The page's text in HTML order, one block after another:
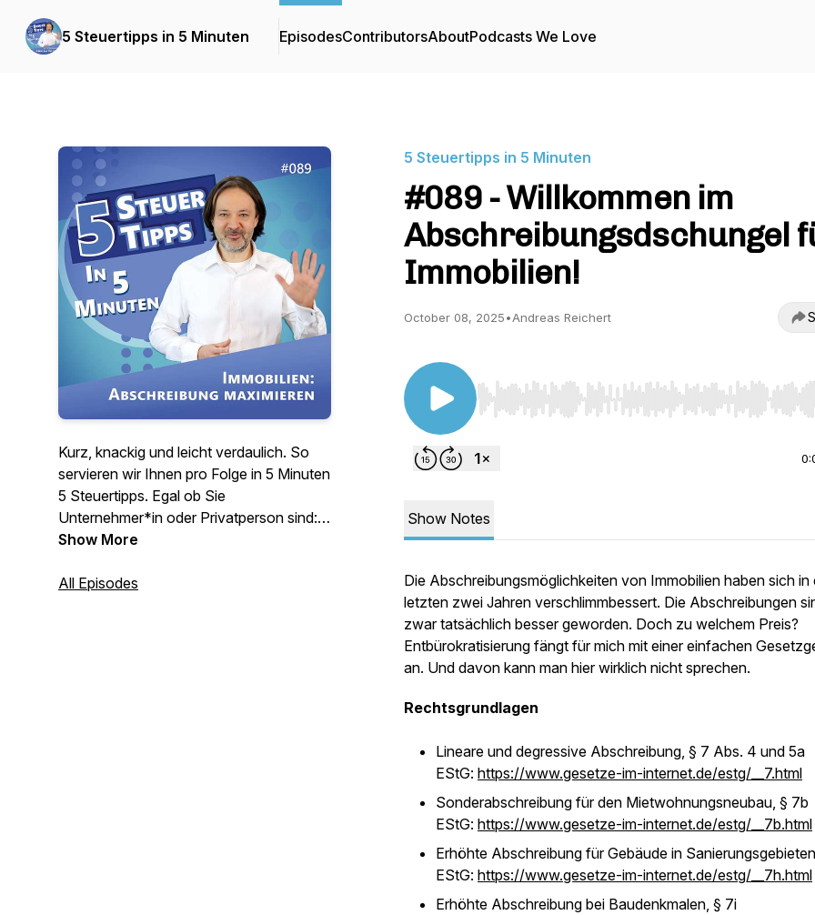
5 Steuertipps in 5 Minuten EpisodesContributorsAboutPodcasts We Love
Kurz, knackig und leicht verdaulich. So
servieren wir Ihnen pro Folge in 5 Minuten
5 Steuertipps. Egal ob Sie
Unternehmer*in oder Privatperson sind:
Für jeden ist etwas dabei.
Show More
All Episodes
5 Steuertipps in 5 Minuten
#089 - Willkommen im
Abschreibungsdschungel
Immobilien!
October 08, 2025•Andreas Reichert
Use Left/Right to seek, Home/End to jump to start
Show Notes
Die Abschreibungsmöglichkeiten von Immobilien haben sich in
letzten zwei Jahren verschlimmbessert. Die Abschreibungen
zwar tatsächlich besser geworden. Doch zu welchem Preis?
Entbürokratisierung fängt für mich mit einer einfachen
an. Und davon kann man hier wirklich nicht sprechen.
Rechtsgrundlagen
Lineare und degressive Abschreibung, § 7 Abs. 4 und 5a
EStG: https://www.gesetze-im-internet.de/estg/__7.html
Sonderabschreibung für den Mietwohnungsneubau, § 7b
EStG: https://www.gesetze-im-internet.de/estg/__7b.html
Erhöhte Abschreibung für Gebäude in
EStG: https://www.gesetze-im-internet.de/estg/__7h.html
Erhöhte Abschreibung bei Baudenkmalen, § 7i